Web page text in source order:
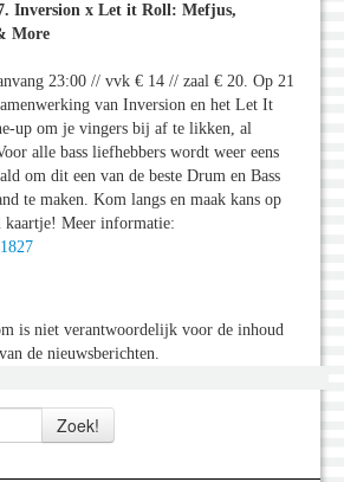
Inversion x Let it Roll: Mefjus,
More
23:00 // vvk € 14 // zaal € 20. Op 21
van Inversion en het Let It
up om je vingers bij af te likken, al
alle bass liefhebbers wordt weer eens
om dit een van de beste Drum en Bass
te maken. Kom langs en maak kans op
Meer informatie:
is niet verantwoordelijk voor de inhoud
van de nieuwsberichten.